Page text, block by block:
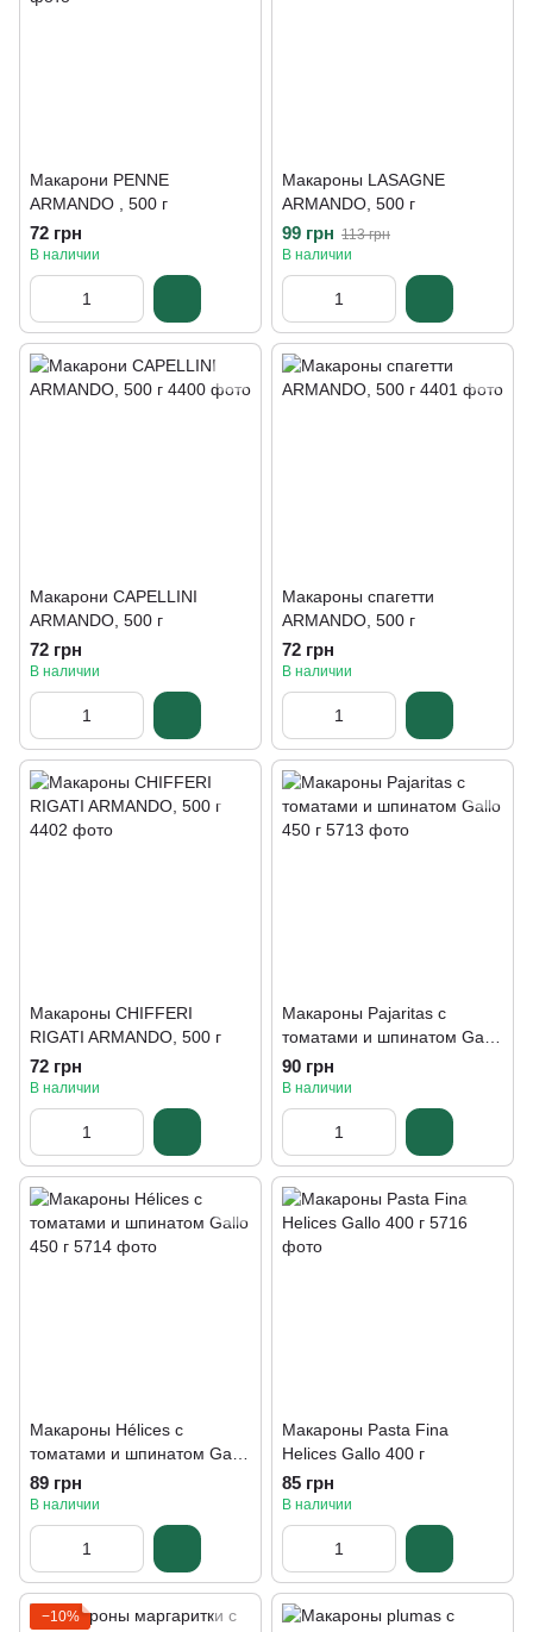
Макарони PENNE
ARMANDO , 500 г
72 грн
В наличии
Макароны LASAGNE
ARMANDO, 500 г
99 грн 113 грн
В наличии
Макарони CAPELLINI
ARMANDO, 500 г
72 грн
В наличии
Макароны спагетти
ARMANDO, 500 г
72 грн
В наличии
Макароны CHIFFERI
RIGATI ARMANDO, 500 г
72 грн
В наличии
Макароны Pajaritas с
томатами и шпинатом Gallo
450 г
90 грн
В наличии
Макароны Hélices с
томатами и шпинатом Gallo
450 г
89 грн
В наличии
Макароны Pasta Fina
Helices Gallo 400 г
85 грн
В наличии
−10%